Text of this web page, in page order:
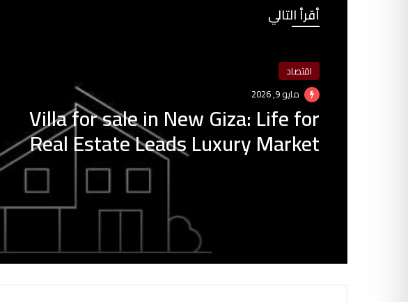
أقرأ التالي
اقتصاد
مايو 9, 2026
Villa for sale in New Giza: Life for
Real Estate Leads Luxury Market